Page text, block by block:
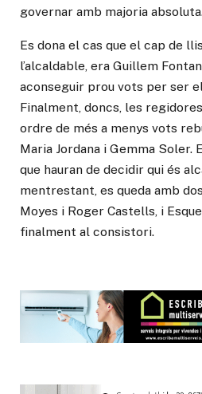
governar amb majoria
Es dona el cas que el cap de
l’alcaldable, era Guillem
aconseguir prou vots per ser
Finalment, doncs, les
ordre de més a menys vots
Maria Jordana i Gemma Soler.
que hauran de decidir qui és
mentrestant, es queda amb
Moyes i Roger Castells, i
finalment al consistori.